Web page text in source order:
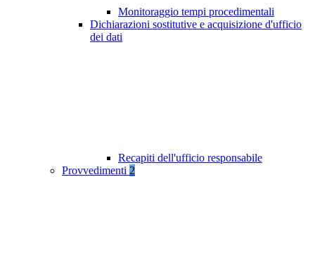
Monitoraggio tempi procedimentali
Dichiarazioni sostitutive e acquisizione d'ufficio
dei dati
Recapiti dell'ufficio responsabile
Provvedimenti 2